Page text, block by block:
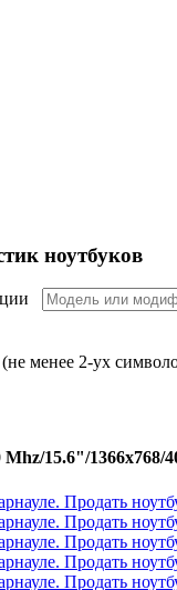
ноутбуков
менее 2-ух
Mhz/15.6"/